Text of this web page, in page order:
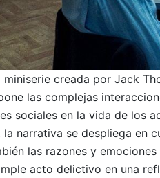
miniserie creada por Jack
las complejas
sociales en la vida de los
la narrativa se despliega en
las razones y
acto delictivo en una